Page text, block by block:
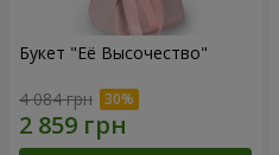
Букет "Её Высочество"
4 084 грн